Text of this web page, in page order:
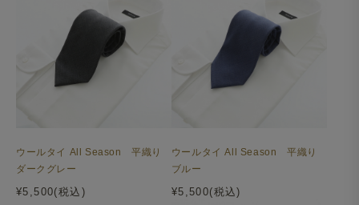
ウールタイ All Season 平織り
ダークグレー
¥5,500(税込)
ウールタイ All Season 平織り
ブルー
¥5,500(税込)